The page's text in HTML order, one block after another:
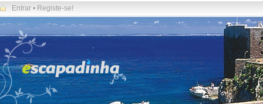
Entrar • Registe-se!